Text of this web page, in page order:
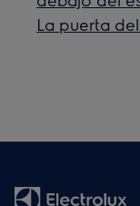
La puerta